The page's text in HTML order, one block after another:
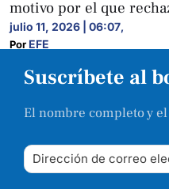
motivo por el que
julio 11, 2026 | 06:07,
Por EFE
Suscríbete al
El nombre completo y